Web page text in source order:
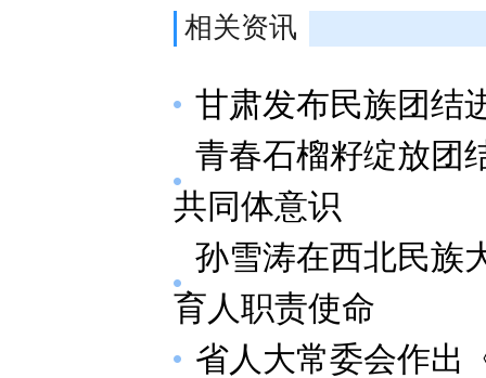
相关资讯
甘肃发布民族团结
青春石榴籽绽放团
共同体意识
孙雪涛在西北民族
育人职责使命
省人大常委会作出